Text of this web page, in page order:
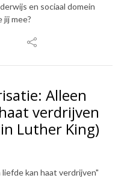
en sociaal domein
jij mee?
Alleen
verdrijven
Luther King)
kan haat verdrijven"